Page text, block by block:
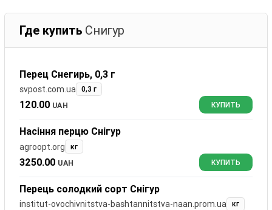
Где купить Снигур
Перец Снегирь, 0,3 г
svpost.com.ua 0,3 г
120.00 UAH КУПИТЬ
Насіння перцю Снігур
agroopt.org кг
3250.00 UAH КУПИТЬ
Перець солодкий сорт Снігур
institut-ovochivnitstva-bashtannitstva-naan.prom.ua кг